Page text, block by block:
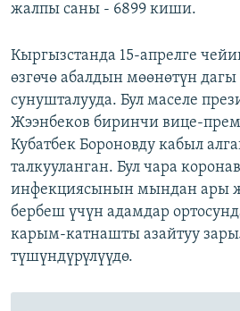
жалпы саны - 6899 киши.
Кыргызстанда 15-апрелге
өзгөчө абалдын мөөнөтүн дагы
сунушталууда. Бул маселе
Жээнбеков биринчи вице-
Кубатбек Бороновду кабыл
талкууланган. Бул чара
инфекциясынын мындан ары
бербеш үчүн адамдар
карым-катнашты азайтуу
түшүндүрүлүүдө.